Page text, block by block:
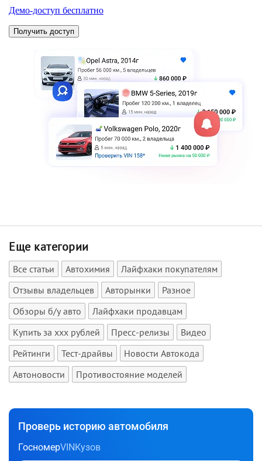
Еще категории
Все статьи Автохимия
Лайфхаки покупателям
Отзывы владельцев
Авторынки
Разное
Обзоры б/у авто
Лайфхаки продавцам
Купить за xxx рублей
Пресс-релизы
Видео
Рейтинги
Тест-драйвы
Новости Автокода
Автоновости
Противостояние моделей
Проверь историю автомобиля
ГосномерVINКузов